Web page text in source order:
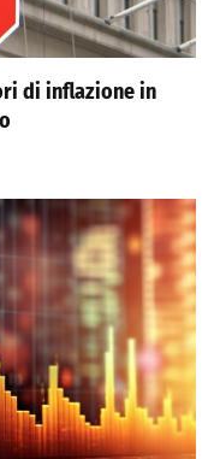
di inflazione in